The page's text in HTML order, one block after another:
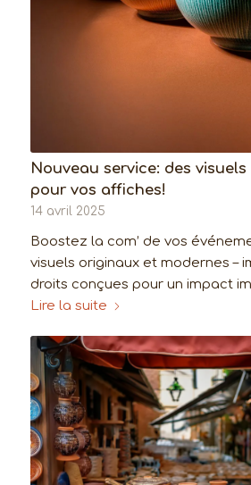
Nouveau service: des
pour vos affiches!
14 avril 2025
Boostez la com’ de vos
visuels originaux et modernes –
droits conçues pour un impact
Lire la suite